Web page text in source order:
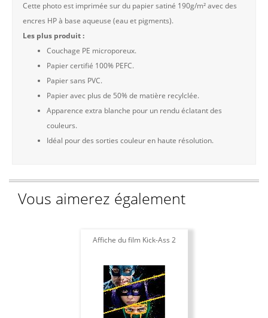
Cette photo est imprimée sur du papier satiné 190g/m² avec des
encres HP à base aqueuse (eau et pigments).
Les plus produit :
Couchage PE microporeux.
Papier certifié 100% PEFC.
Papier sans PVC.
Papier avec plus de 50% de matière recylclée.
Apparence extra blanche pour un rendu éclatant des
couleurs.
Idéal pour des sorties couleur en haute résolution.
Vous aimerez également
Affiche du film Kick-Ass 2